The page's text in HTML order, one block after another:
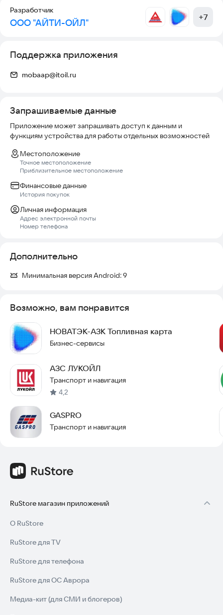
Разработчик
ООО "АЙТИ-ОЙЛ" +7
Поддержка приложения
mobaap@itoil.ru
Запрашиваемые данные
Приложение может запрашивать доступ к данным и
функциям устройства для работы отдельных возможностей
Местоположение
Точное местоположение
Приблизительное местоположение
Финансовые данные
История покупок
Личная информация
Адрес электронной почты
Номер телефона
Дополнительно
Минимальная версия Android:9
Возможно, вам понравится
НОВАТЭК-АЗК Топливная карта
Бизнес-сервисы
АЗС ЛУКОЙЛ
Транспорт и навигация
4,2
GASPRO
Транспорт и навигация
RuStore магазин приложений
О RuStore
RuStore для TV
RuStore для телефона
RuStore для ОС Аврора
Медиа-кит (для СМИ и блогеров)